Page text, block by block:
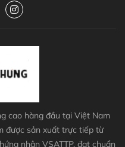
cao hàng đầu tại Việt Nam
được sản xuất trực tiếp từ
nhận VSATTP, đạt chuẩn